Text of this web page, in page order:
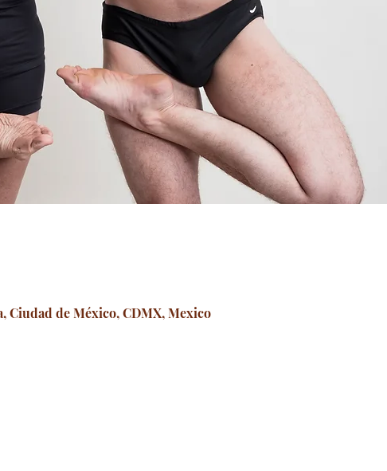
Ciudad de México, CDMX, Mexico